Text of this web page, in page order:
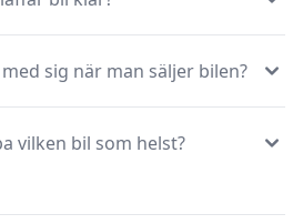
sig när man säljer bilen?
vilken bil som helst?